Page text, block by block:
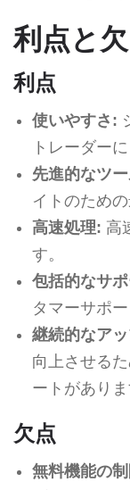
利点と
利点
使いやすさ:
トレーダー
先進的なツ
イトのため
高速処理: 高
す。
包括的なサ
タマーサポ
継続的なア
向上させる
ートがありま
欠点
無料機能の